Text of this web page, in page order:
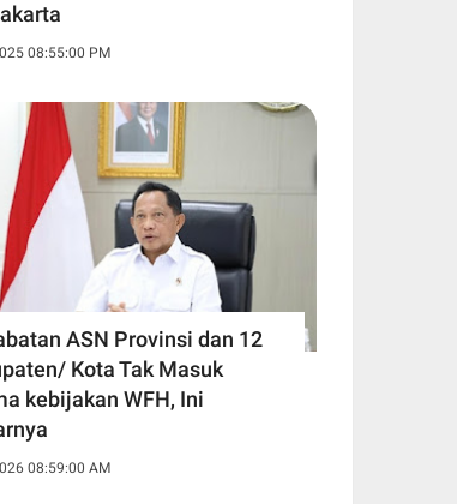
08:55:00 PM
ASN Provinsi dan 12
Kota Tak Masuk
kebijakan WFH, Ini
08:59:00 AM